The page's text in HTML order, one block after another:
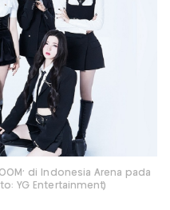
di Indonesia Arena pada
YG Entertainment)